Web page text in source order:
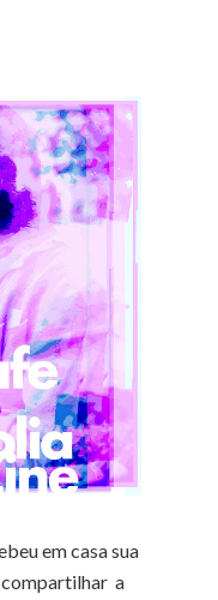
em casa sua
compartilhar a